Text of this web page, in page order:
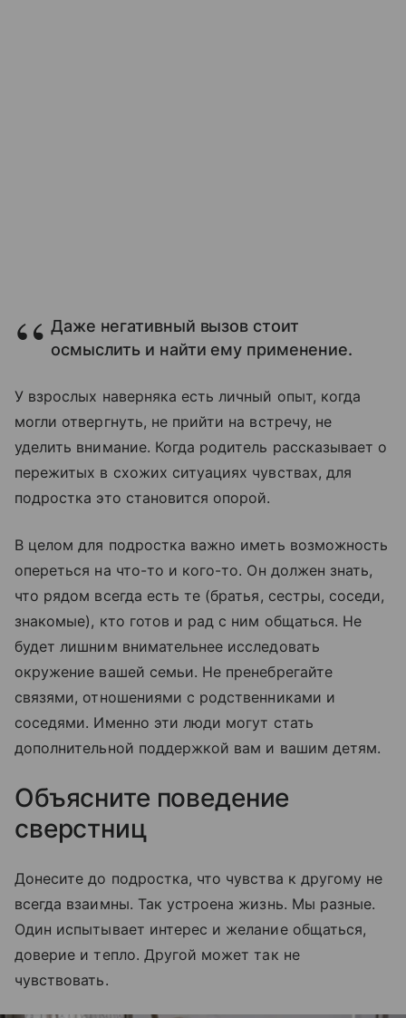
Даже негативный вызов стоит
осмыслить и найти ему применение.
У взрослых наверняка есть личный опыт, когда
могли отвергнуть, не прийти на встречу, не
уделить внимание. Когда родитель рассказывает о
пережитых в схожих ситуациях чувствах, для
подростка это становится опорой.
В целом для подростка важно иметь возможность
опереться на что-то и кого-то. Он должен знать,
что рядом всегда есть те (братья, сестры, соседи,
знакомые), кто готов и рад с ним общаться. Не
будет лишним внимательнее исследовать
окружение вашей семьи. Не пренебрегайте
связями, отношениями с родственниками и
соседями. Именно эти люди могут стать
дополнительной поддержкой вам и вашим детям.
Объясните поведение
сверстниц
Донесите до подростка, что чувства к другому не
всегда взаимны. Так устроена жизнь. Мы разные.
Один испытывает интерес и желание общаться,
доверие и тепло. Другой может так не
чувствовать.